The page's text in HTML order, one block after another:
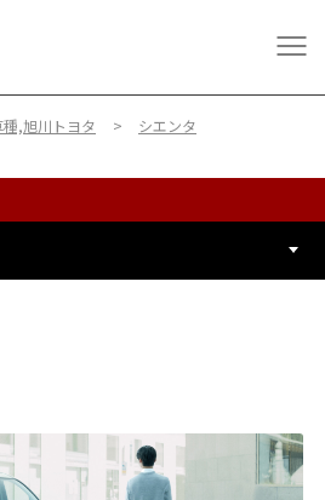
,旭川トヨタ
シエンタ